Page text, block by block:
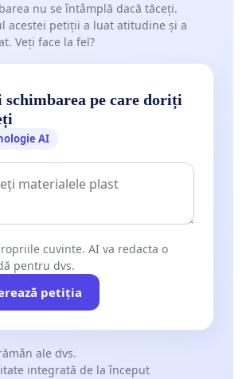
nu se întâmplă dacă tăceți.
acestei petiții a luat atitudine și a
Veți face la fel?
schimbarea pe care doriți
AI
cuvinte. AI va redacta o
pentru dvs.
petiția
ale dvs.
integrată de la început